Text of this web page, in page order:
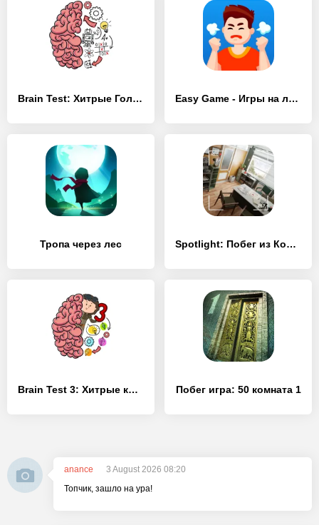
Brain Test: Хитрые Головоломки Easy Game - Игры на логику
Тропа через лес Spotlight: Побег из Комнаты
Brain Test 3: Xитрые квесты Побег игра: 50 комната 1
anance
3 August 2026 08:20
Топчик, зашло на ура!